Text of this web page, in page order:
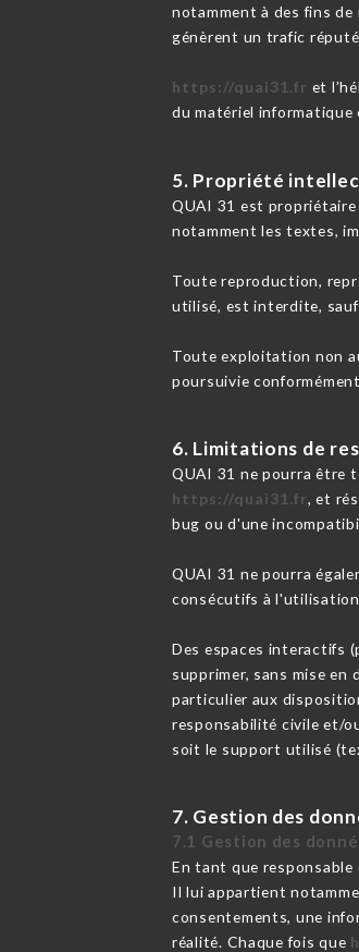
notamment à des fins
génèrent un trafic
https://quai31.fr et
du matériel informatique
5. Propriété
QUAI 31 est
notamment les textes,
Toute reproduction,
utilisé, est interdite,
Toute exploitation non
poursuivie
6. Limitations de
QUAI 31 ne pourra être
https://quai31.fr, et
bug ou d'une
QUAI 31 ne pourra
consécutifs à
Des espaces interactifs
supprimer, sans mise
particulier aux
responsabilité civile et/
soit le support utilisé
7. Gestion des
7.1 Gestion des
En tant que responsable
Il lui appartient
consentements, une
réalité. Chaque fois que